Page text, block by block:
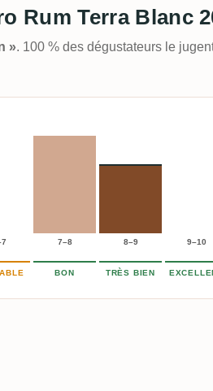
Rum Terra Blanc
». 100 % des dégustateurs le
7–8 8–9 9–10
BON TRÈS BIEN